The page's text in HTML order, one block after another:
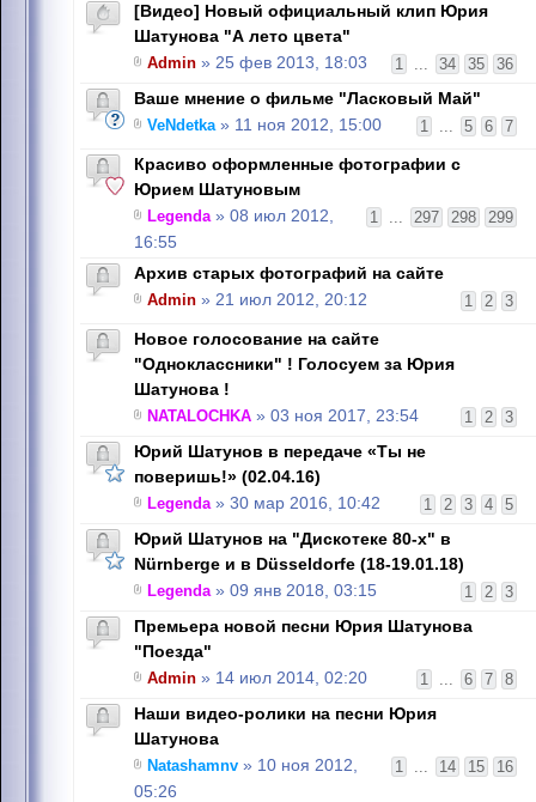
[Видео] Новый официальный клип Юрия
Шатунова "А лето цвета"
1 ... 34 35 36
Admin » 25 фев 2013, 18:03
Ваше мнение о фильме "Ласковый Май"
1 ... 5 6 7
VeNdetka» 11 ноя 2012, 15:00
Красиво оформленные фотографии с
Юрием Шатуновым
1 ... 297 298 299
Legenda» 08 июл 2012,
16:55
Архив старых фотографий на сайте
1 2 3
Admin » 21 июл 2012, 20:12
Новое голосование на сайте
"Одноклассники" ! Голосуем за Юрия
Шатунова !
1 2 3
NATALOCHKA » 03 ноя 2017, 23:54
Юрий Шатунов в передаче «Ты не
поверишь!» (02.04.16)
1 2 3 4 5
Legenda» 30 мар 2016, 10:42
Юрий Шатунов на "Дискотеке 80-х" в
Nürnbergе и в Düsseldorfе (18-19.01.18)
1 2 3
Legenda» 09 янв 2018, 03:15
Премьера новой песни Юрия Шатунова
"Поезда"
1 ... 6 7 8
Admin » 14 июл 2014, 02:20
Наши видео-ролики на песни Юрия
Шатунова
1 ... 14 15 16
Natashamnv » 10 ноя 2012,
05:26